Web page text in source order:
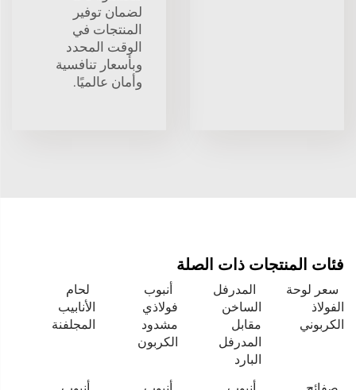
لضمان توفير
المنتجات في
الوقت المحدد
وبأسعار تنافسية
وأمان عالميًا.
فئات المنتجات ذات الصلة
سعر لوحة
الفولاذ
الكربوني
المدرفل
الساخن
مقابل
المدرفل
البارد
أنبوب
فولاذي
مشدود
الكربون
لحام
الأنابيب
المجلفنة